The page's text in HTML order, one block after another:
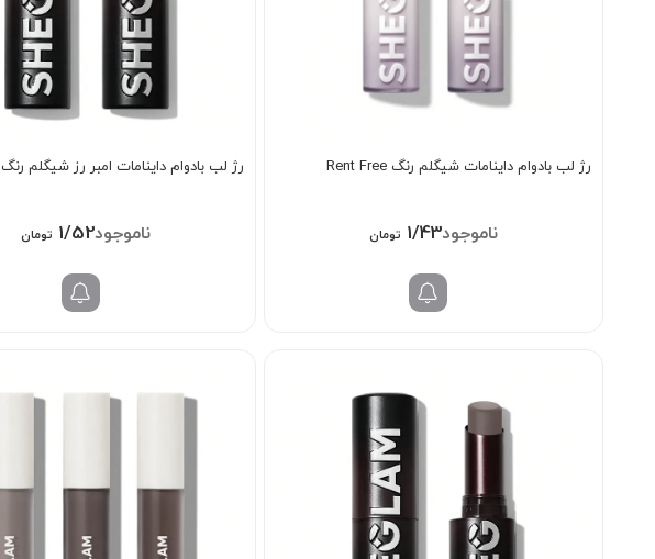
رژ لب بادوام داینامات شیگلم رنگ Rent Free
1/438/000 تومان
رژ لب بادوام داینامات امبر رز شیگلم رنگ Passion
1/528/000 تومان